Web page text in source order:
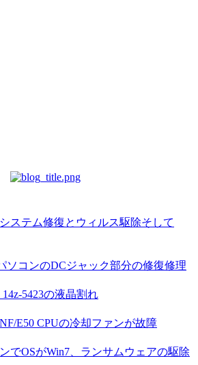
ステム修復とウィルス駆除そして
ソコンのDCジャック部分の修復修理
5423の液晶割れ
E50 CPUの冷却ファンが故障
でOSがWin7、ランサムウェアの駆除